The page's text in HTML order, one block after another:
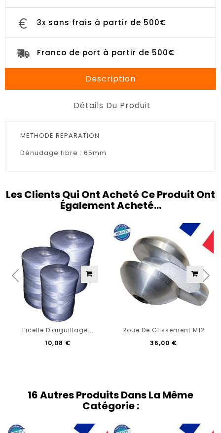
3x sans frais à partir de 500€
Franco de port à partir de 500€
Description
Détails Du Produit
METHODE REPARATION
Dénudage fibre : 65mm
Les Clients Qui Ont Acheté Ce Produit Ont
Également Acheté...
Ficelle D'aiguillage...
10,08 €
Roue De Glissement M12
36,00 €
16 Autres Produits Dans La Même
Catégorie :